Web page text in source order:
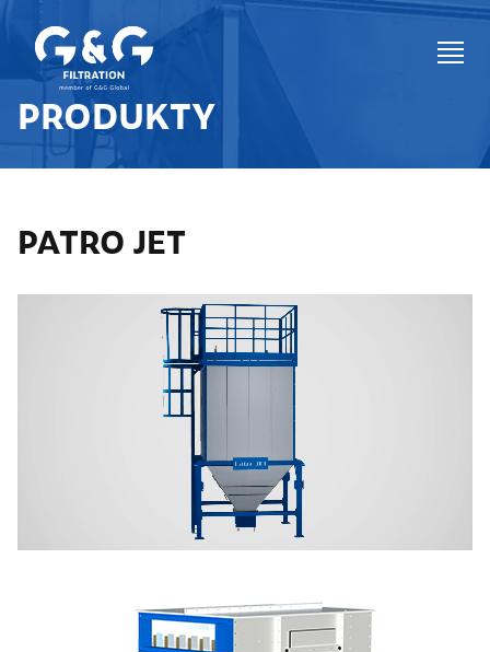
PRODUKTY
PATRO JET